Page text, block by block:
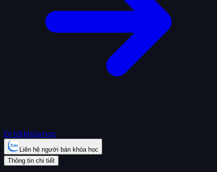
Đi tới khóa học
Liên hệ người bán khóa học
Thông tin chi tiết